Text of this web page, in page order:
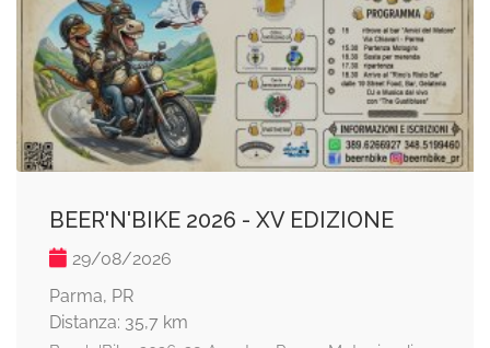
BEER'N'BIKE 2026 - XV EDIZIONE
29/08/2026
Parma, PR
Distanza: 35,7 km